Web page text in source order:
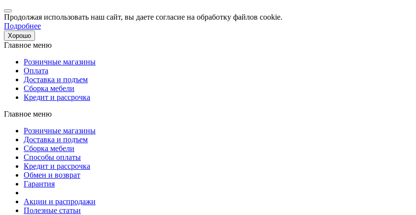
Продолжая использовать наш сайт, вы даете согласие на обработку файлов cookie.
Подробнее
Хорошо
Главное меню
Розничные магазины
Оплата
Доставка и подъем
Сборка мебели
Кредит и рассрочка
Главное меню
Розничные магазины
Доставка и подъем
Сборка мебели
Способы оплаты
Кредит и рассрочка
Обмен и возврат
Гарантия
Акции и распродажи
Полезные статьи